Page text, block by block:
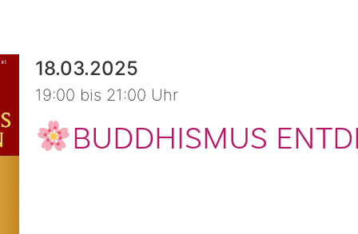
18.03.2025
19:00 bis 21:00 Uhr
BUDDHISMUS